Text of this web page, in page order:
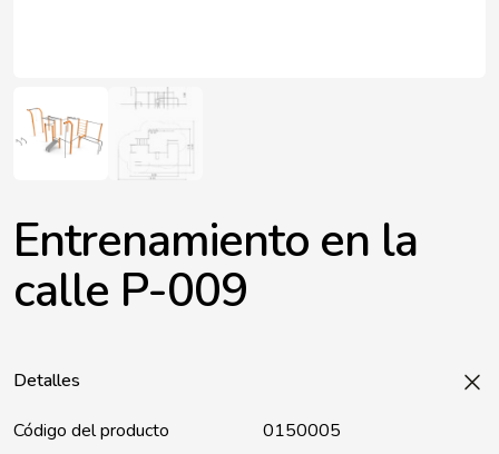
Entrenamiento en la
calle P-009
Detalles
Código del producto
0150005